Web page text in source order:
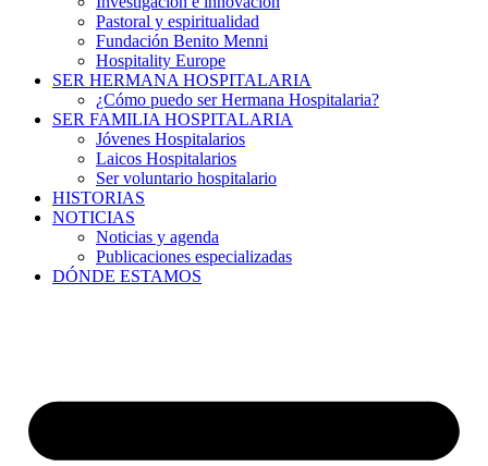
Pastoral y espiritualidad
Fundación Benito Menni
Hospitality Europe
SER HERMANA HOSPITALARIA
¿Cómo puedo ser Hermana Hospitalaria?
SER FAMILIA HOSPITALARIA
Jóvenes Hospitalarios
Laicos Hospitalarios
Ser voluntario hospitalario
HISTORIAS
NOTICIAS
Noticias y agenda
Publicaciones especializadas
DÓNDE ESTAMOS